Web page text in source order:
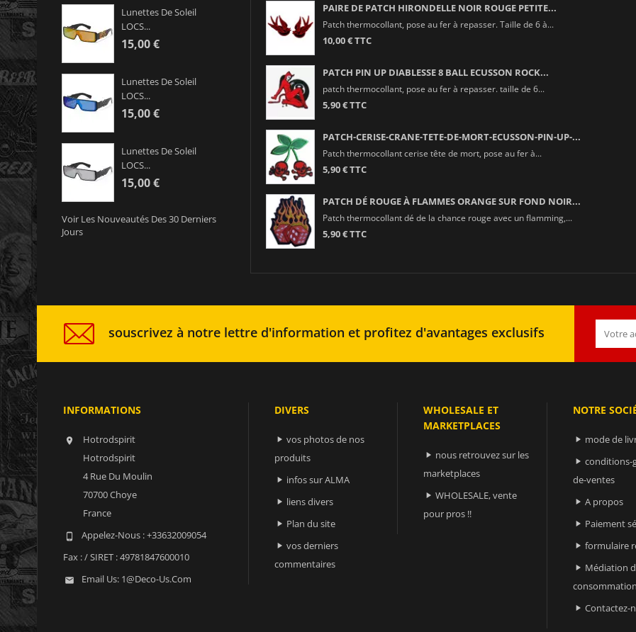
Lunettes De Soleil
LOCS...
15,00 €
Lunettes De Soleil
LOCS...
15,00 €
Lunettes De Soleil
LOCS...
15,00 €
Voir Les Nouveautés Des 30 Derniers
Jours
PAIRE DE PATCH HIRONDELLE NOIR ROUGE PETITE...
Patch thermocollant, pose au fer à repasser. Taille de 6 à...
10,00 € TTC
PATCH PIN UP DIABLESSE 8 BALL ECUSSON ROCK...
patch thermocollant, pose au fer à repasser. taille de 6...
5,90 € TTC
PATCH-CERISE-CRANE-TETE-DE-MORT-ECUSSON-PIN-UP-...
Patch thermocollant cerise tête de mort, pose au fer à...
5,90 € TTC
PATCH DÉ ROUGE À FLAMMES ORANGE SUR FOND NOIR...
Patch thermocollant dé de la chance rouge avec un flamming,...
5,90 € TTC
souscrivez à notre lettre d'information et profitez d'avantages exclusifs
INFORMATIONS

Hotrodspirit
Hotrodspirit
4 Rue Du Moulin
70700 Choye
France
 Appelez-Nous :+33632009054
Fax :/ SIRET : 49781847600010
 Email Us: 1@deco-Us.com
DIVERS
 vos photos de nos
produits
 infos sur ALMA
 liens divers
 Plan du site
 vos derniers
commentaires
WHOLESALE ET
MARKETPLACES
 nous retrouvez sur les
marketplaces
 WHOLESALE, vente
pour pros !!
NOTRE
 mode de
 conditions-
de-ventes
 A propos
 Paiement
 formulaire
 Médiation
consommation
 Contactez-